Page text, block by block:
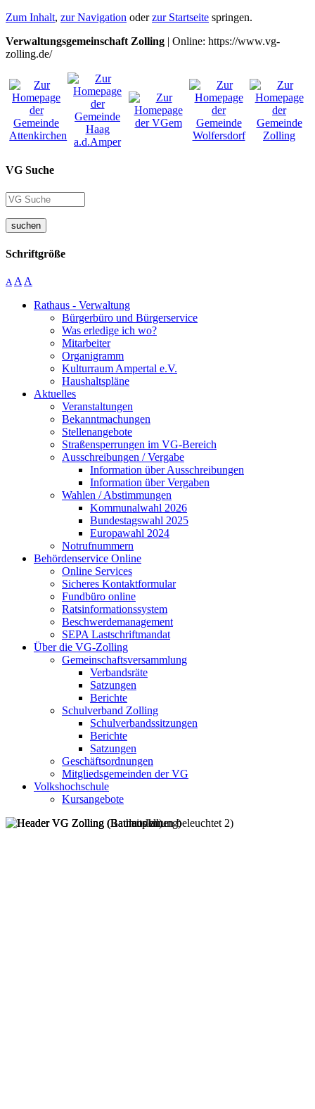
Zum Inhalt, zur Navigation oderzur Startseite springen.
Verwaltungsgemeinschaft Zolling | Online: https://www.vg-
zolling.de/
VG Suche
suchen
Schriftgröße
A A A
Rathaus - Verwaltung
Bürgerbüro und Bürgerservice
Was erledige ich wo?
Mitarbeiter
Organigramm
Kulturraum Ampertal e.V.
Haushaltspläne
Aktuelles
Veranstaltungen
Bekanntmachungen
Stellenangebote
Straßensperrungen im VG-Bereich
Ausschreibungen / Vergabe
Information über Ausschreibungen
Information über Vergaben
Wahlen / Abstimmungen
Kommunalwahl 2026
Bundestagswahl 2025
Europawahl 2024
Notrufnummern
Behördenservice Online
Online Services
Sicheres Kontaktformular
Fundbüro online
Ratsinformationssystem
Beschwerdemanagement
SEPA Lastschriftmandat
Über die VG-Zolling
Gemeinschaftsversammlung
Verbandsräte
Satzungen
Berichte
Schulverband Zolling
Schulverbandssitzungen
Berichte
Satzungen
Geschäftsordnungen
Mitgliedsgemeinden der VG
Volkshochschule
Kursangebote